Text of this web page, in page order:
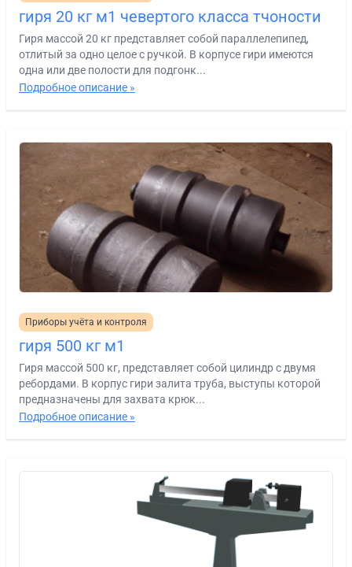
гиря 20 кг м1 чевертого класса тчоности
Гиря массой 20 кг представляет собой параллелепипед,
отлитый за одно целое с ручкой. В корпусе гири имеются
одна или две полости для подгонк...
Подробное описание »
Приборы учёта и контроля
гиря 500 кг м1
Гиря массой 500 кг, представляет собой цилиндр с двумя
ребордами. В корпус гири залита труба, выступы которой
предназначены для захвата крюк...
Подробное описание »